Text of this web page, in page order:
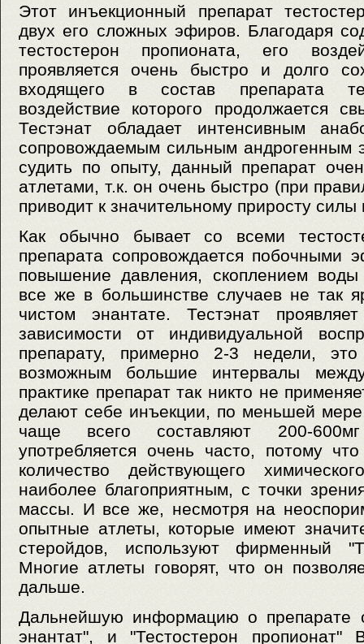
Этот инъекционный препарат
двух его сложных эфиров. Благодаря
тестостерон пропионата, его
проявляется очень быстро и долго
входящего в состав препарата
воздействие которого продолжается
Тестэнат обладает интенсивным
сопровождаемым сильным андрогенным
судить по опыту, данный препарат
атлетами, т.к. он очень быстро (при
приводит к значительному приросту
Как обычно бывает со всеми
препарата сопровождается побочными
повышение давления, скоплением
все же в большинстве случаев не так
чистом энантате. Тестэнат
зависимости от индивидуальной
препарату, примерно 2-3 недели, это
возможным большие интервалы
практике препарат так никто не
делают себе инъекции, по меньшей
чаще всего составляют 200-
употребляется очень часто, потому
количество действующего
наиболее благоприятным, с точки
массы. И все же, несмотря на
опытные атлеты, которые имеют
стеройдов, используют фирменный
Многие атлеты говорят, что он
дальше.
Дальнейшую информацию о препарате
энантат", и "Тестостерон пропионат"